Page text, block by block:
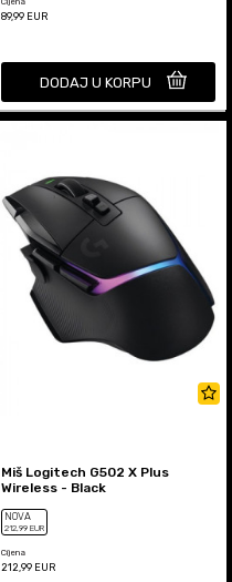
89,99 EUR
DODAJ U KORPU
Miš Logitech G502 X Plus
Wireless - Black
NOVA
212,99 EUR
Cijena
212,99 EUR